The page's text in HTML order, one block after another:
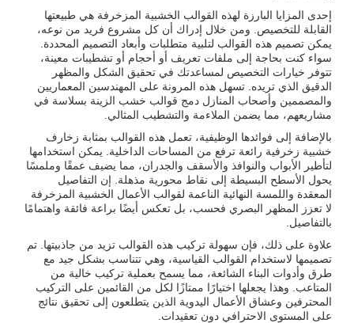
إحدى المزايا البارزة لهذه القوالب الخشبية المزخرفة هي طبيعتها
القابلة للتخصيص. ومن خلال إدراك أن كل مشروع فريد من نوعه،
يمكن تصميم هذه القوالب لتلبية متطلبات وأبعاد التصميم المحددة.
سواء كنت بحاجة إلى ملفات تعريف أو أحجام أو تشطيبات معينة،
تتوفر خيارات التخصيص لمساعدتك في تحقيق الشكل والمظهر
الدقيق الذي تريده. تسهل هذه المرونة على المهندسين المعماريين
والمصممين وأصحاب المنازل دمج قوالب خشب الزينة بسلاسة في
مشاريعهم، مما يضمن الملاءمة والتشطيب المثالي.
بالإضافة إلى فوائدها الوظيفية، تعمل هذه القوالب بمثابة زخارف
خشبية زخرفية رائعة ترفع من المساحات الداخلية. يمكن استخدامها
لتأطير الأبواب والنوافذ والأسقف والجدران، مما يضيف عمقًا وملمسًا
يحول الأسطح البسيطة إلى نقاط محورية مذهلة. إن التفاصيل
المعقدة واللمسة النهائية الناعمة لقوالب الأعمال الخشبية المزخرفة
لا تعزز المظهر البصري فحسب، بل تعكس أيضًا براعة فائقة واهتمامًا
بالتفاصيل.
علاوة على ذلك، فإن سهولة تركيب هذه القوالب تزيد من جاذبيتها. تم
تصميمها لاستخدام القوالب القياسية، وهي تتناسب بشكل جيد مع
طرق وأدوات البناء الشائعة، مما يسمح بعملية تركيب خالية من
المتاعب. وهذا يجعلها اختيارًا ممتازًا لكل من القائمين على التركيب
المحترفين وعشاق الأعمال اليدوية الذين يتطلعون إلى تحقيق نتائج
على المستوى الاحترافي دون تعقيدات.